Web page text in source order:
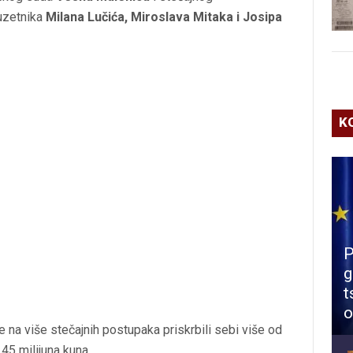
Milana Lučića, Miroslava Mitaka i Josipa
na više stečajnih postupaka priskrbili sebi više od